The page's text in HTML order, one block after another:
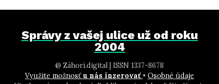
Správy z vašej ulice už od roku
2004
@ Záhori.digital | ISSN 1337-8678
Využite možnosť u nás inzerovať • Osobné údaje